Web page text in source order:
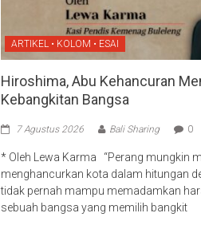
ARTIKEL • KOLOM • ESAI
Hiroshima, Abu Kehancuran
Kebangkitan Bangsa
7 Agustus 2026 Bali Sharing 0
* Oleh Lewa Karma “Perang mungkin
menghancurkan kota dalam hitungan
tidak pernah mampu memadamkan
sebuah bangsa yang memilih bangkit